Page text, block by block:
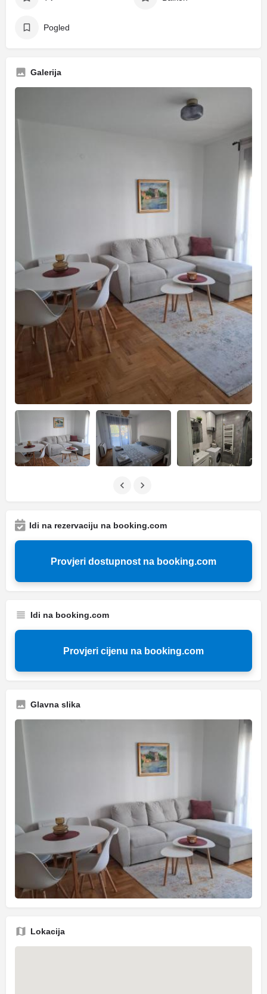
Pogled
Galerija
Idi na rezervaciju na booking.com
Provjeri dostupnost na booking.com
Idi na booking.com
Provjeri cijenu na booking.com
Glavna slika
Lokacija